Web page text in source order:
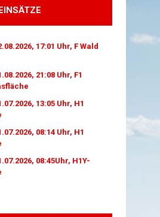
17:01 Uhr, F Wald
21:08 Uhr, F1
13:05 Uhr, H1
08:14 Uhr, H1
08:45Uhr, H1Y-